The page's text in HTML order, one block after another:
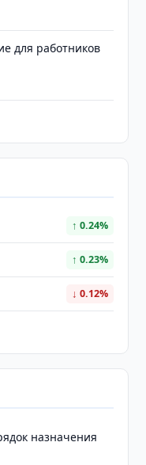
для работников
↑ 0.24%
↑ 0.23%
↓ 0.12%
назначения